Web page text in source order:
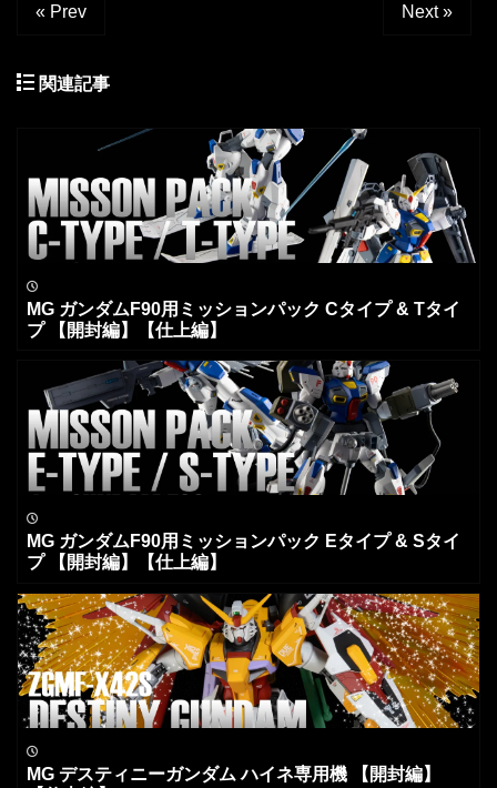
« Prev Next »
関連記事
MG ガンダムF90用ミッションパック Cタイプ & Tタイ
プ 【開封編】【仕上編】
MG ガンダムF90用ミッションパック Eタイプ & Sタイ
プ 【開封編】【仕上編】
MG デスティニーガンダム ハイネ専用機 【開封編】